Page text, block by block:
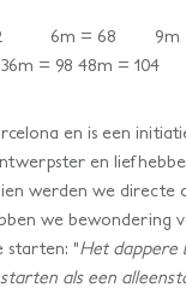
6m = 68 9m =
= 98 48m = 104
en is een
en
werden we directe
we bewondering
starten: "Het dappere
als een